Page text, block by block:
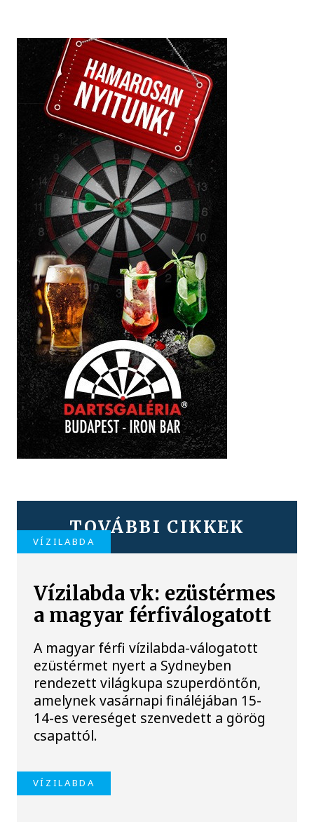
TOVÁBBI CIKKEK
VÍZILABDA
Vízilabda vk: ezüstérmes
a magyar férfiválogatott
A magyar férfi vízilabda-válogatott
ezüstérmet nyert a Sydneyben
rendezett világkupa szuperdöntőn,
amelynek vasárnapi fináléjában 15-
14-es vereséget szenvedett a görög
csapattól.
VÍZILABDA